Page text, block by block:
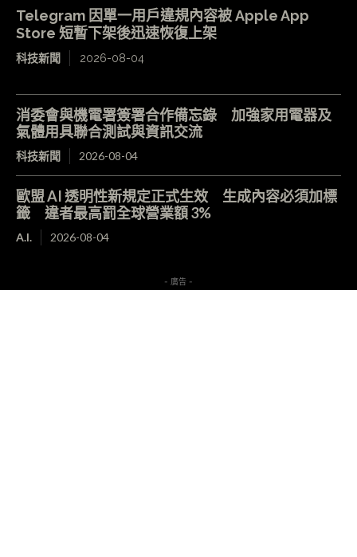
Telegram 因單一用戶違規內容被 Apple App
Store 短暫下架後迅速恢復上架
科技新聞 2026-08-04
消委會與機電署簽署合作備忘錄 加強家用電器及
氣體用具聯合測試與資訊交流
科技新聞 2026-08-04
歐盟 AI 透明性新規定正式生效 生成內容必須加標
籤 違者最高罰全球營業額 3%
A.I. 2026-08-04
- 廣告 -